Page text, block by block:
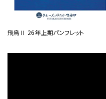
飛鳥Ⅱ 26年上期パンフレット